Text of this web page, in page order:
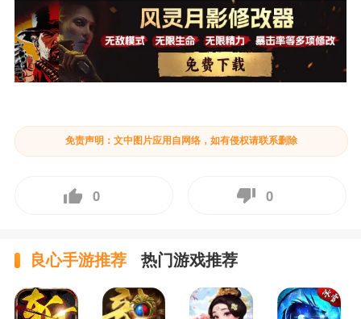
免责声明：文中图片应用自网络，如有侵权请联系删除
0 0
良心手游推荐 热门游戏推荐